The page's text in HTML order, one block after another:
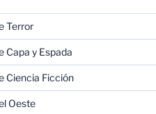
Terror
Capa y Espada
Ciencia Ficción
Oeste